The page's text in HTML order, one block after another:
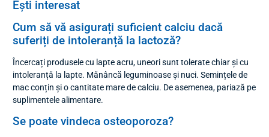
Ești interesat
Cum să vă asigurați suficient calciu dacă
suferiți de intoleranță la lactoză?
Încercați produsele cu lapte acru, uneori sunt tolerate chiar și cu
intoleranță la lapte. Mănâncă leguminoase și nuci. Semințele de
mac conțin și o cantitate mare de calciu. De asemenea, pariază pe
suplimentele alimentare.
Se poate vindeca osteoporoza?